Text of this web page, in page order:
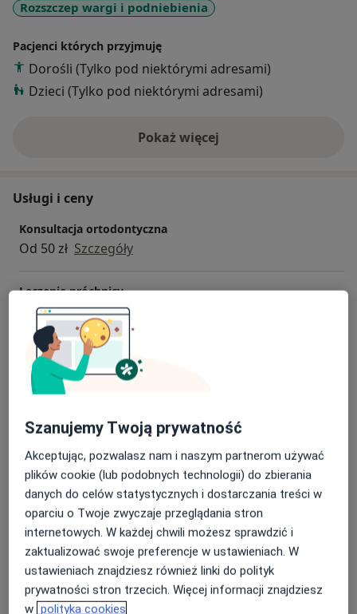
Rozszczep wargi i podniebienia
Pacjenci których przyjmuję
Dorośli (Tylko pod niektórymi adresami)
Dzieci (Tylko pod niektórymi adresami)
Pokaż więcejo doświadczeniu
Usługi i ceny
Konsultacja ortodontyczna
Od 50 zł Szczegóły
Leczenie próchnicy
Od 50 zł Szczegóły
Stomatologia estetyczna
Od 50 zł Szczegóły
50 zł Szczegóły
Protezy
Od 150 zł Szczegóły
+ 19 usług
W jaki sposób ustalane są ceny?
Szanujemy Twoją prywatność
Akceptując, pozwalasz nam i naszym partnerom używać
plików cookie (lub podobnych technologii) do zbierania
danych do celów statystycznych i dostarczania treści w
oparciu o Twoje zwyczaje przeglądania stron
internetowych. W każdej chwili możesz sprawdzić i
zaktualizować swoje preferencje w ustawieniach. W
ustawieniach znajdziesz również linki do polityk
prywatności stron trzecich. Więcej informacji znajdziesz
w polityka cookies